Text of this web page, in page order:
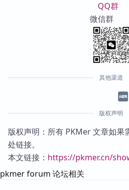
QQ群
微信群
其他渠道
版权声明
版权声明：所有 PKMer 文章如果
处链接。
本文链接： https://pkmer.cn/
pkmer forum 论坛相关